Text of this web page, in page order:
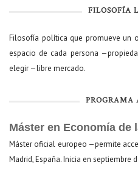
FILOSOFÍA
Filosofía política que promueve un
espacio de cada persona
elegir —libre mercado.
PROGRAMA
Máster en Economía de
Máster oficial europeo —permite
Madrid, España. Inicia en septiembre